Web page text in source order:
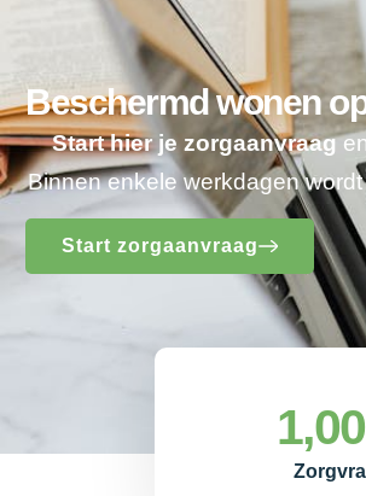
Beschermd wonen
Start hier je zorgaanvraag
Binnen enkele werkdagen
Start zorgaanvraag